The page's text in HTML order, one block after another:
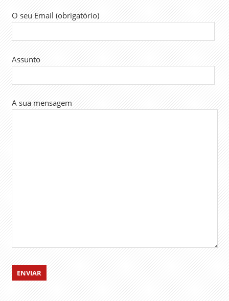
MINISTRO
TRABALHADORES
O seu Email (obrigatório)
Assunto
A sua mensagem